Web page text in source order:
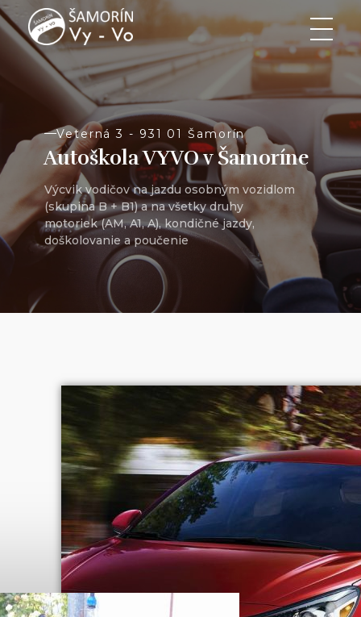
VYVO Autoškola
VYVO Autoškola
Veterná 3 - 931 01 Šamorín
Autoškola VYVO v Šamoríne
Výcvik vodičov na jazdu osobným vozidlom
(skupina B + B1) a na všetky druhy
motoriek (AM, A1, A), kondičné jazdy,
doškolovanie a poučenie